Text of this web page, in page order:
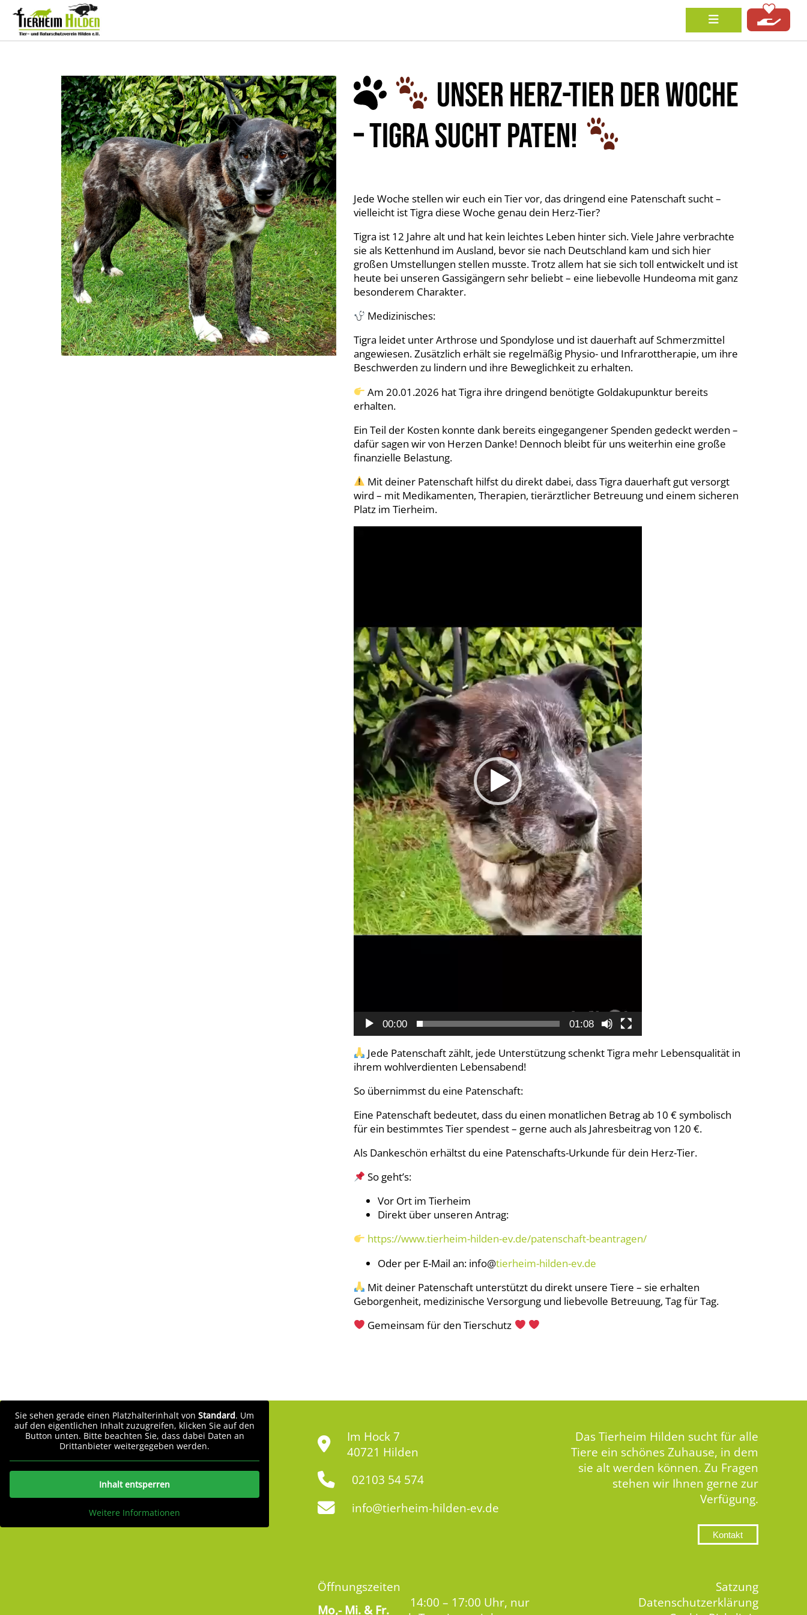
UNSER HERZ-TIER DER WOCHE
– TIGRA SUCHT PATEN!
Jede Woche stellen wir euch ein Tier vor, das dringend eine Patenschaft sucht –
vielleicht ist Tigra diese Woche genau dein Herz-Tier?
Tigra ist 12 Jahre alt und hat kein leichtes Leben hinter sich. Viele Jahre verbrachte
sie als Kettenhund im Ausland, bevor sie nach Deutschland kam und sich hier
großen Umstellungen stellen musste. Trotz allem hat sie sich toll entwickelt und ist
heute bei unseren Gassigängern sehr beliebt – eine liebevolle Hundeoma mit ganz
besonderem Charakter.
Medizinisches:
Tigra leidet unter Arthrose und Spondylose und ist dauerhaft auf Schmerzmittel
angewiesen. Zusätzlich erhält sie regelmäßig Physio- und Infrarottherapie, um ihre
Beschwerden zu lindern und ihre Beweglichkeit zu erhalten.
Am 20.01.2026 hat Tigra ihre dringend benötigte Goldakupunktur bereits
erhalten.
Ein Teil der Kosten konnte dank bereits eingegangener Spenden gedeckt werden –
dafür sagen wir von Herzen Danke! Dennoch bleibt für uns weiterhin eine große
finanzielle Belastung.
Mit deiner Patenschaft hilfst du direkt dabei, dass Tigra dauerhaft gut versorgt
wird – mit Medikamenten, Therapien, tierärztlicher Betreuung und einem sicheren
Platz im Tierheim.
00:00 01:08
Jede Patenschaft zählt, jede Unterstützung schenkt Tigra mehr Lebensqualität in
ihrem wohlverdienten Lebensabend!
So übernimmst du eine Patenschaft:
Eine Patenschaft bedeutet, dass du einen monatlichen Betrag ab 10 € symbolisch
für ein bestimmtes Tier spendest – gerne auch als Jahresbeitrag von 120 €.
Als Dankeschön erhältst du eine Patenschafts-Urkunde für dein Herz-Tier.
So geht’s:
Vor Ort im Tierheim
Direkt über unseren Antrag:
https://www.tierheim-hilden-ev.de/patenschaft-beantragen/
Oder per E-Mail an: info@tierheim-hilden-ev.de
Mit deiner Patenschaft unterstützt du direkt unsere Tiere – sie erhalten
Geborgenheit, medizinische Versorgung und liebevolle Betreuung, Tag für Tag.
Gemeinsam für den Tierschutz
Sie sehen gerade einen Platzhalterinhalt von Standard. Um
auf den eigentlichen Inhalt zuzugreifen, klicken Sie auf den
Button unten. Bitte beachten Sie, dass dabei Daten an
Drittanbieter weitergegeben werden.
Inhalt entsperren
Weitere Informationen
Im Hock 7
40721 Hilden
02103 54 574
info@tierheim-hilden-ev.de
Das Tierheim Hilden sucht für alle
Tiere ein schönes Zuhause, in dem
sie alt werden können. Zu Fragen
stehen wir Ihnen gerne zur
Verfügung.
Kontakt
Öffnungszeiten
Mo,-Mi. & Fr.
14:00 – 17:00 Uhr, nur
Satzung
Datenschutzerklärung